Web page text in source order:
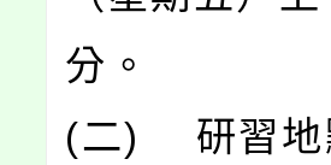
分。
(二) 研習地